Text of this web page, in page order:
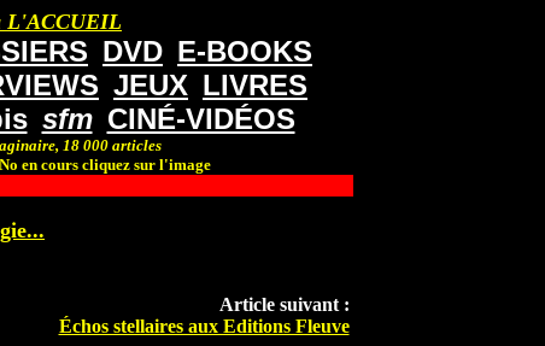
L'ACCUEIL
DVD E-BOOKS
JEUX LIVRES
sfm CINÉ-VIDÉOS
18 000 articles
en cours cliquez sur l'image
Article suivant :
Échos stellaires aux Editions Fleuve